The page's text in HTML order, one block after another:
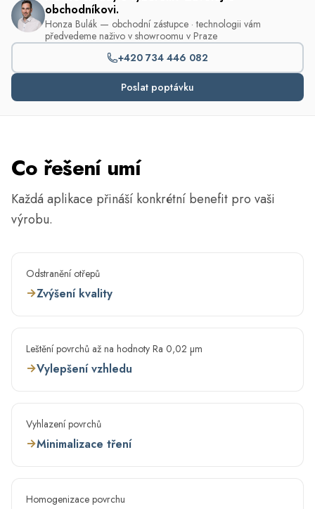
obchodníkovi.
Honza Bulák — obchodní zástupce · technologii vám
předvedeme naživo v showroomu v Praze
+420 734 446 082
Poslat poptávku
Co řešení umí
Každá aplikace přináší konkrétní benefit pro vaši
výrobu.
Odstranění otřepů
→Zvýšení kvality
Leštění povrchů až na hodnoty Ra 0,02 µm
→Vylepšení vzhledu
Vyhlazení povrchů
→Minimalizace tření
Homogenizace povrchu